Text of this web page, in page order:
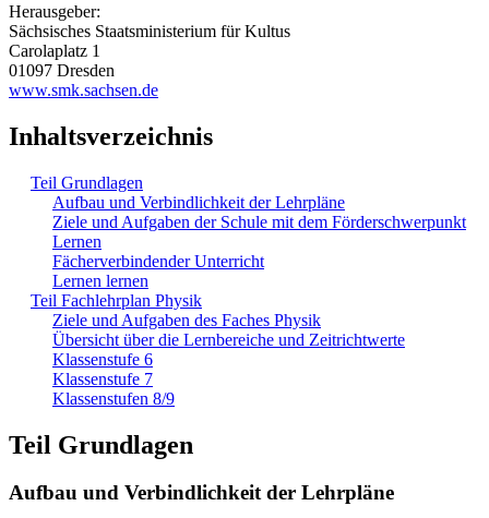
Herausgeber:
Sächsisches Staatsministerium für Kultus
Carolaplatz 1
01097 Dresden
www.smk.sachsen.de
Inhaltsverzeichnis
Teil Grundlagen
Aufbau und Verbindlichkeit der Lehrpläne
Ziele und Aufgaben der Schule mit dem Förderschwerpunkt
Lernen
Fächerverbindender Unterricht
Lernen lernen
Teil Fachlehrplan Physik
Ziele und Aufgaben des Faches Physik
Übersicht über die Lernbereiche und Zeitrichtwerte
Klassenstufe 6
Klassenstufe 7
Klassenstufen 8/9
Teil Grundlagen
Aufbau und Verbindlichkeit der Lehrpläne